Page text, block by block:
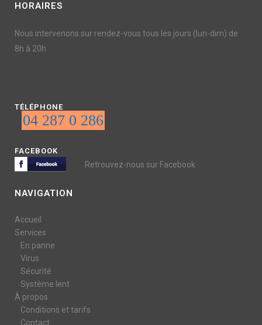
HORAIRES
Nous intervenons sur rendez-vous tous les jours (lun-dim) de
8h à 20h
TÉLÉPHONE
04 287 0 286
FACEBOOK
Retrouvez-nous sur Facebook
NAVIGATION
Accueil
Services
En panne
Virus
Sécurité
Système lent
À propos
Conditions et tarifs
Contact